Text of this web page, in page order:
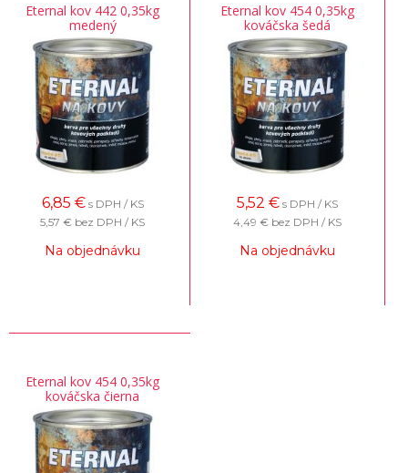
Eternal kov 442 0,35kg
medený
6,85 € s DPH / KS
5,57 € bez DPH / KS
Na objednávku
Eternal kov 454 0,35kg
kováčska šedá
5,52 € s DPH / KS
4,49 € bez DPH / KS
Na objednávku
Eternal kov 454 0,35kg
kováčska čierna